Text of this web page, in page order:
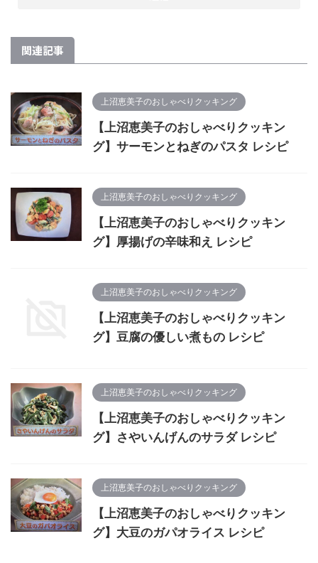
関連記事
上沼恵美子のおしゃべりクッキング
【上沼恵美子のおしゃべりクッキン
グ】サーモンとねぎのパスタ レシピ
上沼恵美子のおしゃべりクッキング
【上沼恵美子のおしゃべりクッキン
グ】厚揚げの辛味和え レシピ
上沼恵美子のおしゃべりクッキング
【上沼恵美子のおしゃべりクッキン
グ】豆腐の優しい煮もの レシピ
上沼恵美子のおしゃべりクッキング
【上沼恵美子のおしゃべりクッキン
グ】さやいんげんのサラダ レシピ
上沼恵美子のおしゃべりクッキング
【上沼恵美子のおしゃべりクッキン
グ】大豆のガパオライス レシピ